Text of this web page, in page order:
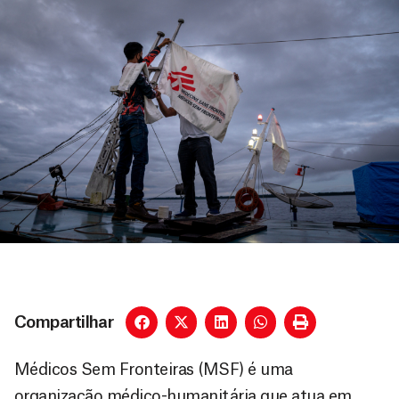
Compartilhar
Médicos Sem Fronteiras (MSF) é uma